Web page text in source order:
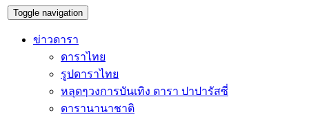
Toggle navigation
ข่าวดารา
ดาราไทย
รูปดาราไทย
หลุดๆวงการบันเทิง ดารา ปาปารัสซี่
ดารานานาชาติ